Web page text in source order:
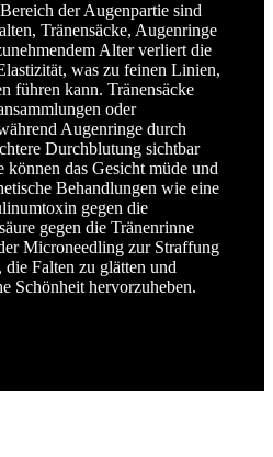
der Augenpartie sind
Tränensäcke, Augenringe
Alter verliert die
was zu feinen Linien,
führen kann. Tränensäcke
oder
Augenringe durch
Durchblutung sichtbar
können das Gesicht müde und
Behandlungen wie eine
gegen die
gegen die Tränenrinne
Microneedling zur Straffung
Falten zu glätten und
Schönheit hervorzuheben.